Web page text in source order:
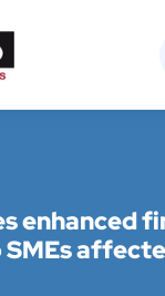
enhanced